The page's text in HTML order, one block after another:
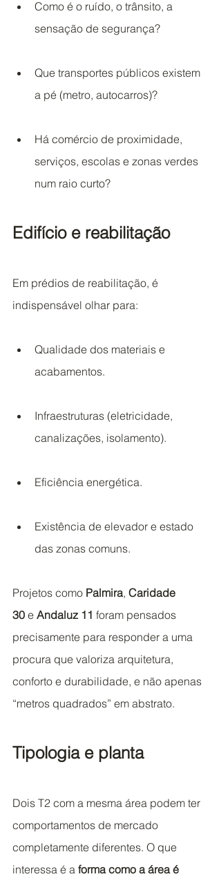
Como é o ruído, o trânsito, a
sensação de segurança?
Que transportes públicos existem
a pé (metro, autocarros)?
Há comércio de proximidade,
serviços, escolas e zonas verdes
num raio curto?
Edifício e reabilitação
Em prédios de reabilitação, é
indispensável olhar para:
Qualidade dos materiais e
acabamentos.
Infraestruturas (eletricidade,
canalizações, isolamento).
Eficiência energética.
Existência de elevador e estado
das zonas comuns.
Projetos como Palmira, Caridade
30 e Andaluz 11 foram pensados
precisamente para responder a uma
procura que valoriza arquitetura,
conforto e durabilidade, e não apenas
“metros quadrados” em abstrato.
Tipologia e planta
Dois T2 com a mesma área podem ter
comportamentos de mercado
completamente diferentes. O que
interessa é a forma como a área é